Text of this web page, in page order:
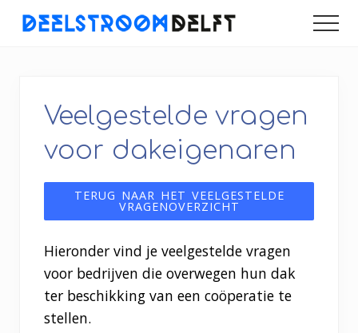
Menu
Door
naar
inhoud
Spring
naar
sidebar
Spring
naar
Veelgestelde vragen
voor dakeigenaren
TERUG NAAR HET VEELGESTELDE
VRAGENOVERZICHT
Hieronder vind je veelgestelde vragen
voor bedrijven die overwegen hun dak
ter beschikking van een coöperatie te
stellen.